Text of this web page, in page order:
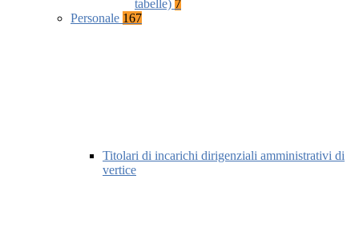
tabelle) 7
Personale 167
Titolari di incarichi dirigenziali amministrativi di
vertice